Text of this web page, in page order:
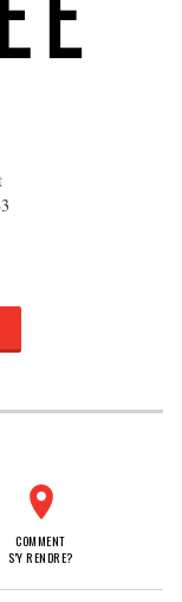
COMMENT
S'Y RENDRE?